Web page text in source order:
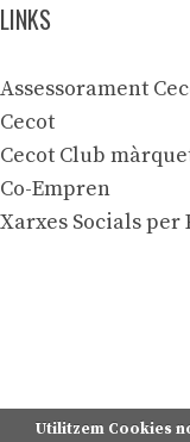
LINKS
Assessorament
Cecot
Cecot Club
Co-Empren
Xarxes Socials per
Utilitzem Cookies